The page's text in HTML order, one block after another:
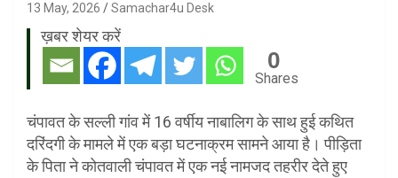
13 May, 2026 Samachar4u Desk
ख़बर शेयर करें
0
Shares
चंपावत के सल्ली गांव में 16 वर्षीय नाबालिग के साथ हुई कथित
दरिंदगी के मामले में एक बड़ा घटनाक्रम सामने आया है। पीड़िता
के पिता ने कोतवाली चंपावत में एक नई नामजद तहरीर देते हुए